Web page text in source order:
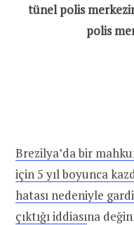
tünel polis
polis
Brezilya’da bir
için 5 yıl boyunca
hatası nedeniyle
çıktığı iddiasına